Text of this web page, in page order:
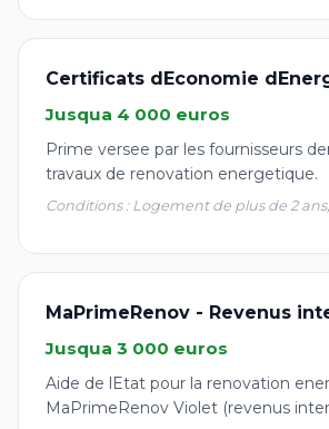
Certificats dEconomie
Jusqua 4 000 euros
Prime versee par les fournisseurs
travaux de renovation energetique.
Conditions : Logement de plus de 2
MaPrimeRenov - Revenus
Jusqua 3 000 euros
Aide de lEtat pour la renovation
MaPrimeRenov Violet (revenus